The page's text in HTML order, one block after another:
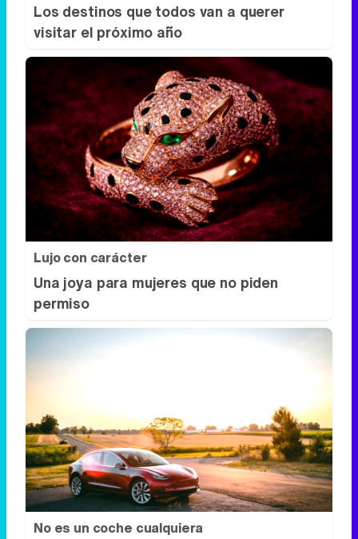
Los destinos que todos van a querer
visitar el próximo año
Lujo con carácter
Una joya para mujeres que no piden
permiso
No es un coche cualquiera